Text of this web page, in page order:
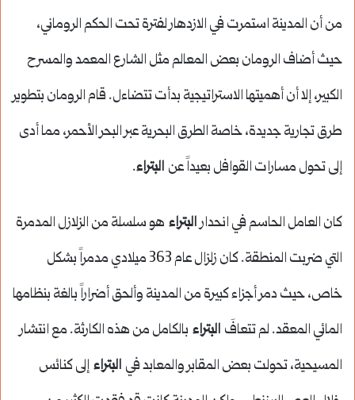
من أن المدينة استمرت في الازدهار لفترة تحت الحكم الروماني،
حيث أضاف الرومان بعض المعالم مثل الشارع المعمد والمسرح
الكبير، إلا أن أهميتها الاستراتيجية بدأت تتضاءل. قام الرومان بتطوير
طرق تجارية جديدة، خاصة الطرق البحرية عبر البحر الأحمر، مما أدى
إلى تحول مسارات القوافل بعيداً عن البتراء.
كان العامل الحاسم في انحدارالبتراء هو سلسلة من الزلازل المدمرة
التي ضربت المنطقة. كان زلزال عام 363 ميلادي مدمراً بشكل
خاص، حيث دمر أجزاء كبيرة من المدينة وألحق أضراراً بالغة بنظامها
المائي المعقد. لم تتعافَ البتراء بالكامل من هذه الكارثة. مع انتشار
المسيحية، تحولت بعض المقابر والمعابد في البتراء إلى كنائس